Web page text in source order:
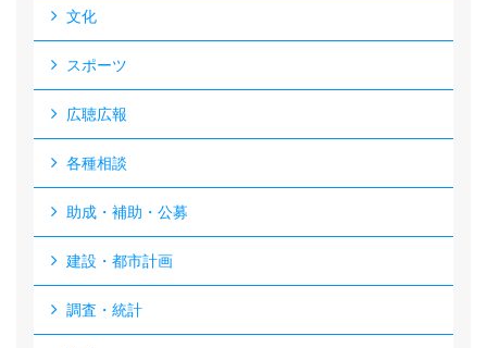
文化
スポーツ
広聴広報
各種相談
助成・補助・公募
建設・都市計画
調査・統計